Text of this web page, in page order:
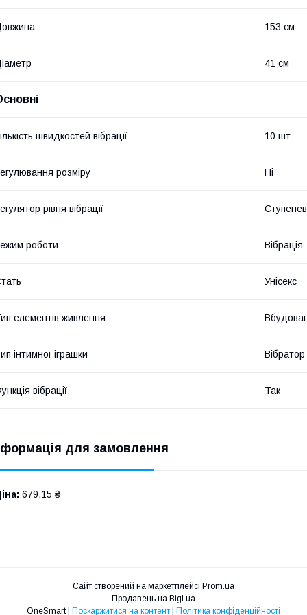
153 см
41 см
швидкостей вібрації 10 шт
розміру Ні
рівня вібрації
роботи Вібрація
Унісекс
елементів живлення
інтимної іграшки
вібрації Так
для замовлення
679,15 ₴
Сайт створений на маркетплейсі Prom.ua
Продавець на Bigl.ua
OneSmart | Поскаржитися на контент | Політика конфіденційності